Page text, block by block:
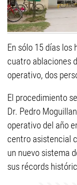
En sólo 15 días los
cuatro ablaciones
operativo, dos
El procedimiento
Dr. Pedro
operativo del año
centro asistencial
un nuevo sistema
sus récords